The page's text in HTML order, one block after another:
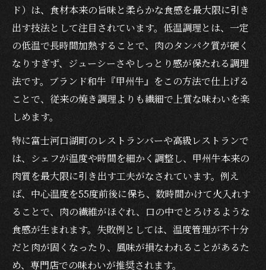
ド）は、食材本来の旨味と柔らかな食感を最大限に引き
出す技法として注目されています。低温調理とは、一定
の低温で長時間加熱することで、肉のタンパク質が硬く
なりすぎず、ジューシーさやしっとり感が保たれる調理
法です。ブランド和牛『甲州牛』をこの方法で仕上げる
ことで、従来の焼き調理よりも繊細で上質な味わいを楽
しめます。
特に富士河口湖町のレストランバーや高級レストランで
は、シェフが温度や時間を細かく調整し、甲州牛本来の
肉質を最大限に引き出す工夫がなされています。例え
ば、中心温度を55度前後に保ち、数時間かけて火入れす
ることで、肉の繊維がほぐれ、口の中でとろけるような
食感が生まれます。失敗例としては、温度管理が不十分
だと肉が固くなったり、風味が損なわれることがあるた
め、専門店での味わいが推奨されます。